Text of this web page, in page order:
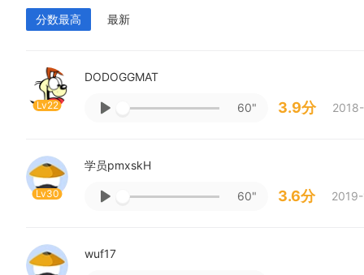
分数最高 最新
Lv22
DODOGGMAT
60" 3.9分
Lv30
学员pmxskH
60" 3.6分
wuf17